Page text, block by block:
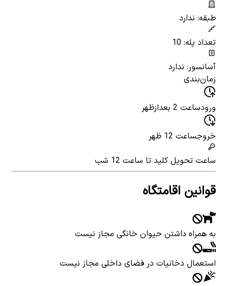
طبقه: ندارد
تعداد پله: 10
آسانسور: ندارد
زمان‌بندی
ورودساعت 2 بعدازظهر
خروجساعت 12 ظهر
ساعت تحویل کلید تا ساعت 12 شب
قوانین اقامتگاه
به همراه داشتن حیوان خانگی مجاز نیست
استعمال دخانیات در فضای داخلی مجاز نیست